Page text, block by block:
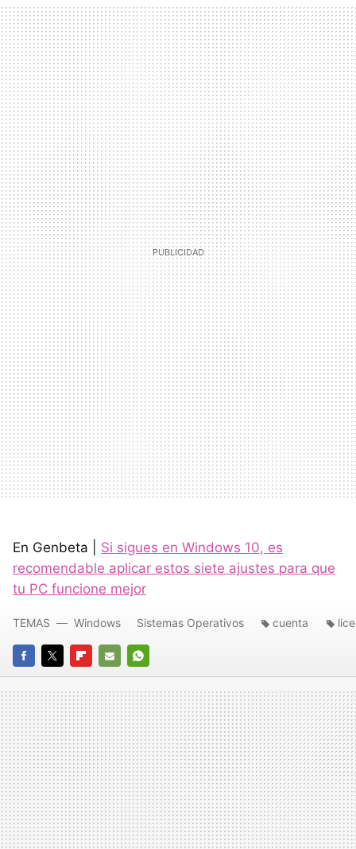
En Genbeta | Si sigues en Windows 10, es
recomendable aplicar estos siete ajustes para que
tu PC funcione mejor
FACEBOOK
TWITTERFLIPBOARD
E-
MAIL
WHATSAPP
TEMAS Windows Sistemas Operativos cuenta